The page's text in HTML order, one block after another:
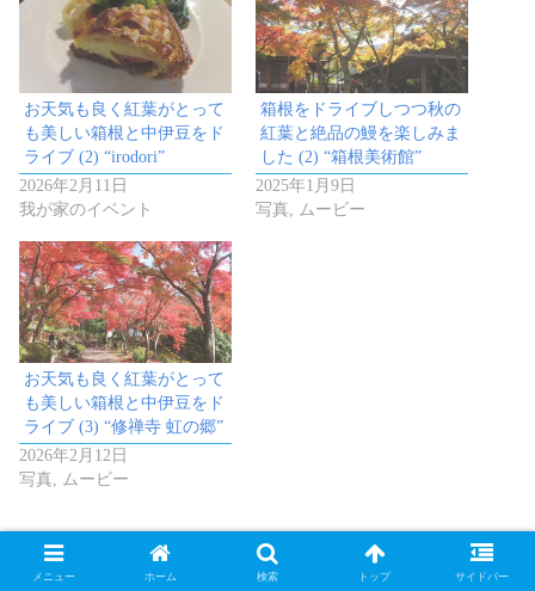
お天気も良く紅葉がとって
も美しい箱根と中伊豆をド
ライブ (2) “irodori”
2026年2月11日
我が家のイベント
箱根をドライブしつつ秋の
紅葉と絶品の鰻を楽しみま
した (2) “箱根美術館”
2025年1月9日
写真, ムービー
お天気も良く紅葉がとって
も美しい箱根と中伊豆をド
ライブ (3) “修禅寺 虹の郷”
2026年2月12日
写真, ムービー
メニュー ホーム 検索 トップ サイドバー